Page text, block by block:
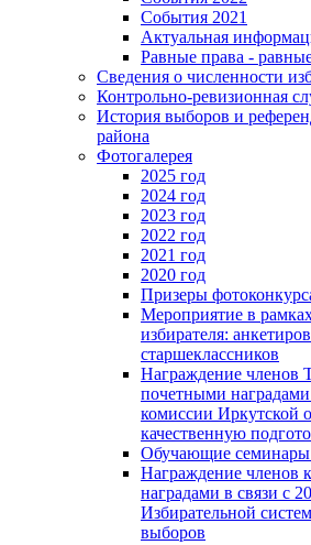
События 2021
Актуальная
Равные права -
Сведения о численности
Контрольно-ревизионная
История выборов и
района
Фотогалерея
2025 год
2024 год
2023 год
2022 год
2021 год
2020 год
Призеры
Мероприятие в
избирателя:
старшеклассников
Награждение
почетными
комиссии Иркутской
качественную
Обучающие
Награждение членов
наградами в связи с
Избирательной
выборов